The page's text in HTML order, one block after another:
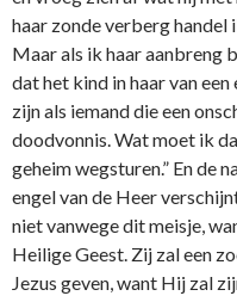
haar zonde verberg handel
Maar als ik haar aanbreng
dat het kind in haar van een
zijn als iemand die een
doodvonnis. Wat moet ik
geheim wegsturen.” En de
engel van de Heer
niet vanwege dit meisje,
Heilige Geest. Zij zal een
Jezus geven, want Hij zal